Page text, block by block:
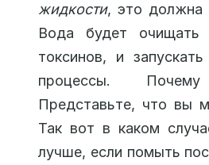
жидкости, это должна
Вода будет
токсинов, и
процессы.
Представьте, что вы
Так вот в каком
лучше, если помыть